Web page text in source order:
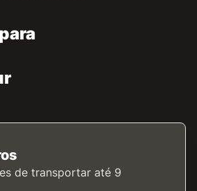
de transportar até 9